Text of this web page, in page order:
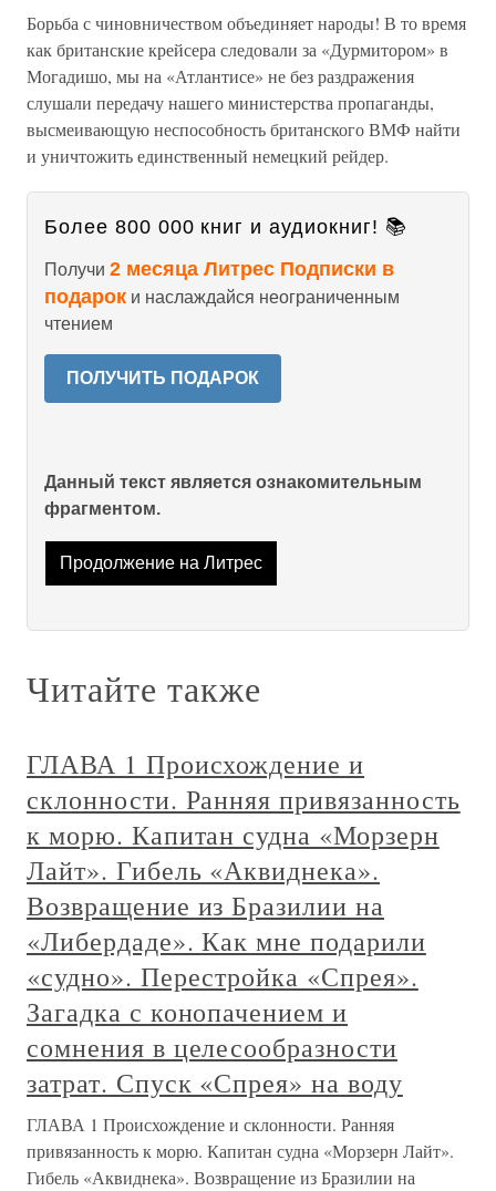
Борьба с чиновничеством объединяет народы! В то время
как британские крейсера следовали за «Дурмитором» в
Могадишо, мы на «Атлантисе» не без раздражения
слушали передачу нашего министерства пропаганды,
высмеивающую неспособность британского ВМФ найти
и уничтожить единственный немецкий рейдер.
Более 800 000 книг и аудиокниг! 📚
Получи 2 месяца Литрес Подписки в
подарок и наслаждайся неограниченным
чтением
ПОЛУЧИТЬ ПОДАРОК
Данный текст является ознакомительным
фрагментом.
Продолжение на Литрес
Читайте также
ГЛАВА 1 Происхождение и
склонности. Ранняя привязанность
к морю. Капитан судна «Морзерн
Лайт». Гибель «Аквиднека».
Возвращение из Бразилии на
«Либердаде». Как мне подарили
«судно». Перестройка «Спрея».
Загадка с конопачением и
сомнения в целесообразности
затрат. Спуск «Спрея» на воду
ГЛАВА 1 Происхождение и склонности. Ранняя
привязанность к морю. Капитан судна «Морзерн Лайт».
Гибель «Аквиднека». Возвращение из Бразилии на